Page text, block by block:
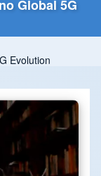
Global 5G
Evolution